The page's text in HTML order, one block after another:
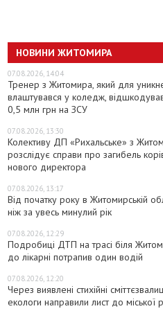
НОВИНИ ЖИТОМИРА
07.08.2026, 14:04
Тренер з Житомира, який для
влаштувався у коледж,
0,5 млн грн на ЗСУ
07.08.2026, 13:30
Колективу ДП «Рихальське» з
розслідує справи про загибель
нового директора
07.08.2026, 13:17
Від початку року в Житомирській
ніж за увесь минулий рік
07.08.2026, 12:29
Подробиці ДТП на трасі біля
до лікарні потрапив один водій
07.08.2026, 12:20
Через виявлені стихійні
екологи направили лист до міської